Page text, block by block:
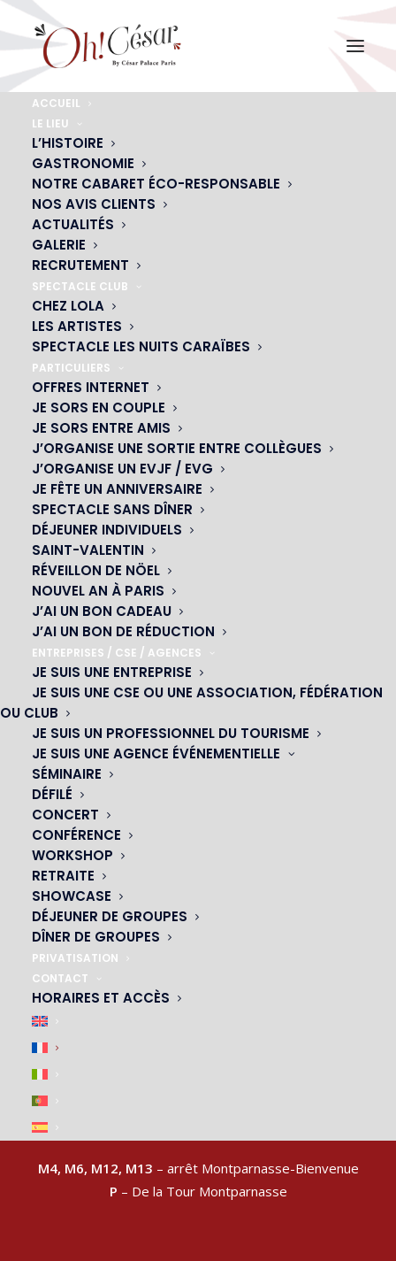
ACCUEIL
LE LIEU
L’HISTOIRE
GASTRONOMIE
NOTRE CABARET ÉCO-RESPONSABLE
NOS AVIS CLIENTS
ACTUALITÉS
GALERIE
RECRUTEMENT
SPECTACLE CLUB
CHEZ LOLA
LES ARTISTES
SPECTACLE LES NUITS CARAÏBES
PARTICULIERS
OFFRES INTERNET
JE SORS EN COUPLE
JE SORS ENTRE AMIS
J’ORGANISE UNE SORTIE ENTRE COLLÈGUES
J’ORGANISE UN EVJF / EVG
JE FÊTE UN ANNIVERSAIRE
SPECTACLE SANS DÎNER
DÉJEUNER INDIVIDUELS
SAINT-VALENTIN
RÉVEILLON DE NÖEL
NOUVEL AN À PARIS
J’AI UN BON CADEAU
J’AI UN BON DE RÉDUCTION
ENTREPRISES / CSE / AGENCES
JE SUIS UNE ENTREPRISE
JE SUIS UNE CSE OU UNE ASSOCIATION, FÉDÉRATION
OU CLUB
JE SUIS UN PROFESSIONNEL DU TOURISME
JE SUIS UNE AGENCE ÉVÉNEMENTIELLE
SÉMINAIRE
DÉFILÉ
CONCERT
CONFÉRENCE
WORKSHOP
RETRAITE
SHOWCASE
DÉJEUNER DE GROUPES
DÎNER DE GROUPES
PRIVATISATION
CONTACT
HORAIRES ET ACCÈS
Accueil
OH! CÉSAR
|
23 avenue du Maine 75015 PARIS
M4, M6, M12, M13 – arrêt Montparnasse-Bienvenue
P – De la Tour Montparnasse